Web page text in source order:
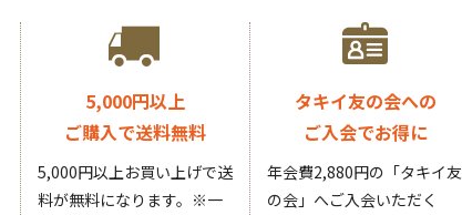
5,000円以上
ご購入で送料無料
5,000円以上お買い上げで送
料が無料になります。 ※一
タキイ友の会への
ご入会でお得に
年会費2,880円の「タキイ友
の会」へご入会いただく